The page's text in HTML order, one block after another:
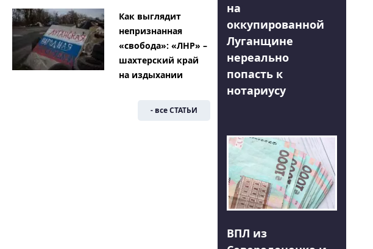
Как выглядит
непризнанная
«свобода»: «ЛНР» –
шахтерский край
на издыхании
- все СТАТЬИ
на
оккупированной
Луганщине
нереально
попасть к
нотариусу
ВПЛ из